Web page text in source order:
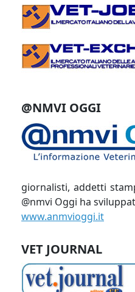
@NMVI OGGI
giornalisti, addetti
@nmvi Oggi ha
www.anmvioggi.it
VET JOURNAL